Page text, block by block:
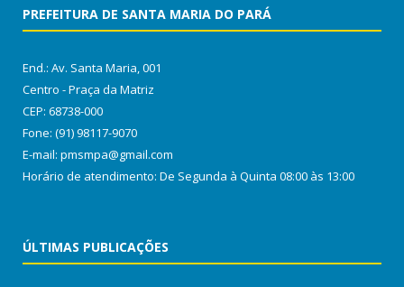
PREFEITURA DE SANTA MARIA DO PARÁ
End.: Av. Santa Maria, 001
Centro - Praça da Matriz
CEP: 68738-000
Fone: (91) 98117-9070
E-mail: pmsmpa@gmail.com
Horário de atendimento: De Segunda à Quinta 08:00 às 13:00
ÚLTIMAS PUBLICAÇÕES